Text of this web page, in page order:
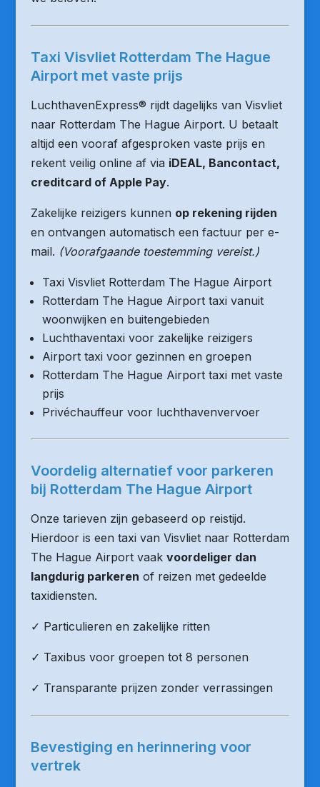
Taxi Visvliet Rotterdam The Hague
Airport met vaste prijs
LuchthavenExpress® rijdt dagelijks van Visvliet
naar Rotterdam The Hague Airport. U betaalt
altijd een vooraf afgesproken vaste prijs en
rekent veilig online af via iDEAL, Bancontact,
creditcard of Apple Pay.
Zakelijke reizigers kunnen op rekening rijden
en ontvangen automatisch een factuur per e-
mail. (Voorafgaande toestemming vereist.)
Taxi Visvliet Rotterdam The Hague Airport
Rotterdam The Hague Airport taxi vanuit
woonwijken en buitengebieden
Luchthaventaxi voor zakelijke reizigers
Airport taxi voor gezinnen en groepen
Rotterdam The Hague Airport taxi met vaste
prijs
Privéchauffeur voor luchthavenvervoer
Voordelig alternatief voor parkeren
bij Rotterdam The Hague Airport
Onze tarieven zijn gebaseerd op reistijd.
Hierdoor is een taxi van Visvliet naar Rotterdam
The Hague Airport vaak voordeliger dan
langdurig parkeren of reizen met gedeelde
taxidiensten.
✓ Particulieren en zakelijke ritten
✓ Taxibus voor groepen tot 8 personen
✓ Transparante prijzen zonder verrassingen
Bevestiging en herinnering voor
vertrek